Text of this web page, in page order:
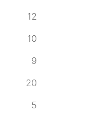
12
10
9
20
5